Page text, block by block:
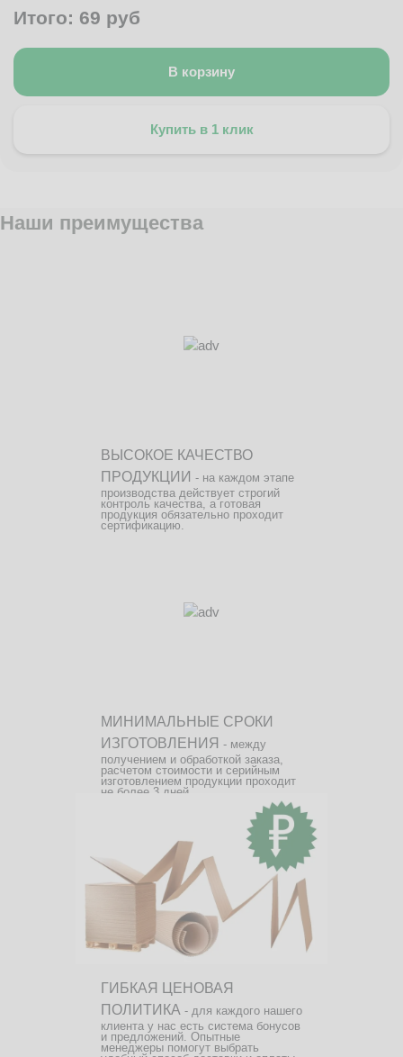
Итого: 69 руб
В корзину
Купить в 1 клик
Наши преимущества
ВЫСОКОЕ КАЧЕСТВО
ПРОДУКЦИИ - на каждом этапе
производства действует строгий
контроль качества, а готовая
продукция обязательно проходит
сертификацию.
МИНИМАЛЬНЫЕ СРОКИ
ИЗГОТОВЛЕНИЯ - между
получением и обработкой заказа,
расчетом стоимости и серийным
изготовлением продукции проходит
не более 3 дней.
ГИБКАЯ ЦЕНОВАЯ
ПОЛИТИКА - для каждого нашего
клиента у нас есть система бонусов
и предложений. Опытные
менеджеры помогут выбрать